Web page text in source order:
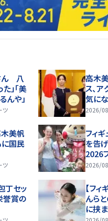
ん 八
」「美
んや」
ツ
高木
ス、
気に
2026/
木美帆
に国民
ツ
フィ
を告
2026
2026/
丁セッ
誉賞の
【フ
んら
に挟